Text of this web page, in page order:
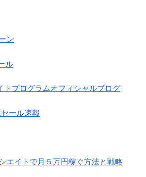
ン
ル
トプログラムオフィシャルブログ
ール速報
エイトで月５万円稼ぐ方法と戦略